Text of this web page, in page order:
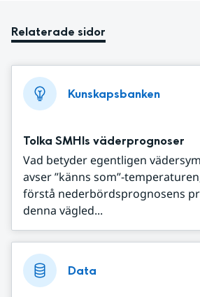
Relaterade sidor
Kunskapsbanken
Tolka SMHIs väderprognoser
Vad betyder egentligen
avser ”känns som”-
förstå nederbördsprognosens
denna vägled...
Data